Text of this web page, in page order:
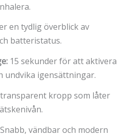
en tydlig överblick av
batteristatus.
15 sekunder för att aktivera
undvika igensättningar.
kropp som låter
Snabb, vändbar och modern